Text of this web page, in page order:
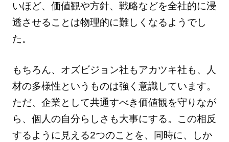
いほど、価値観や方針、戦略などを全社的に浸
透させることは物理的に難しくなるようでし
た。
もちろん、オズビジョン社もアカツキ社も、人
材の多様性というものは強く意識しています。
ただ、企業として共通すべき価値観を守りなが
ら、個人の自分らしさも大事にする。この相反
するように見える2つのことを、同時に、しか